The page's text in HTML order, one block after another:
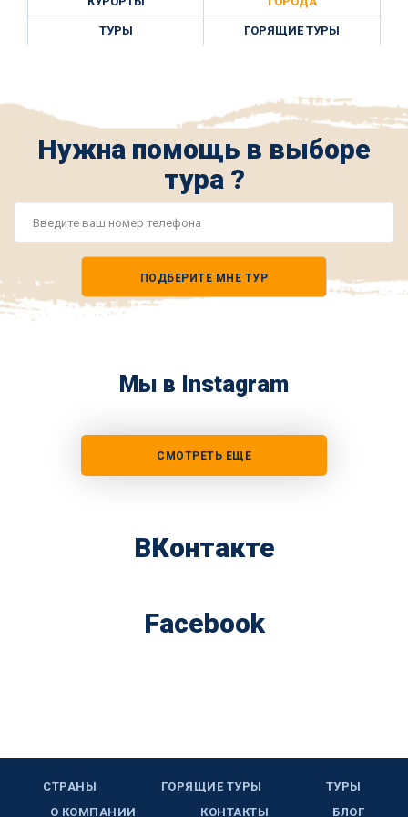
ТУРЫ ГОРЯЩИЕ ТУРЫ
Нужна помощь в выборе
тура ?
ПОДБЕРИТЕ МНЕ ТУР
Мы в Instagram
СМОТРЕТЬ ЕЩЕ
ВКонтакте
Facebook
СТРАНЫ ГОРЯЩИЕ ТУРЫ
ТУРЫ
О КОМПАНИИ
КОНТАКТЫ БЛОГ